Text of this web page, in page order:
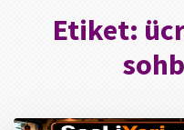
Etiket: